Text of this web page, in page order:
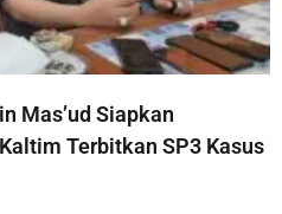
Mas’ud Siapkan
Terbitkan SP3 Kasus